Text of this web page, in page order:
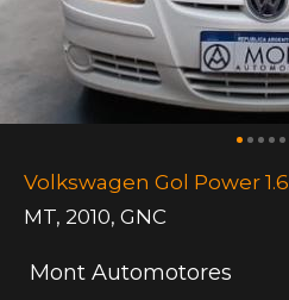
Volkswagen Gol Power 1.6
MT, 2010, GNC
Mont Automotores